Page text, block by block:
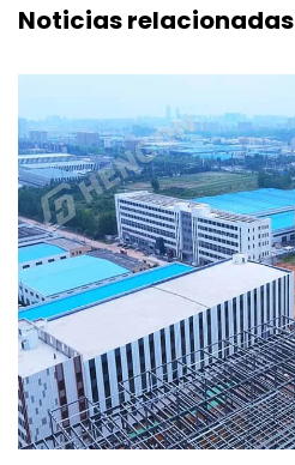
Noticias relacionadas